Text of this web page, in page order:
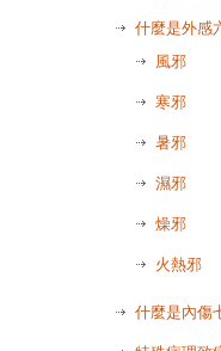
什麼是外感
風邪
寒邪
暑邪
濕邪
燥邪
火熱邪
什麼是內傷